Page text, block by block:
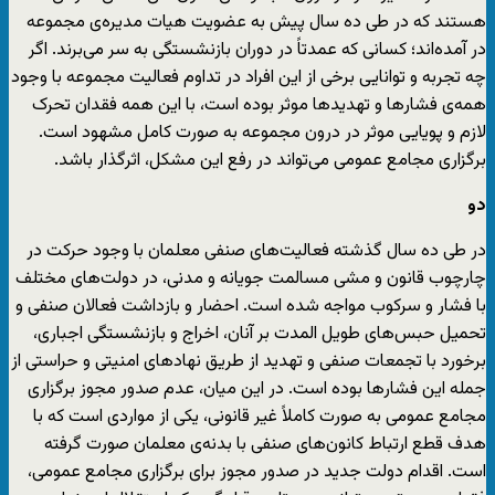
هستند که در طی ده سال پیش به عضویت هیات مدیره‌ی مجموعه
در آمده‌اند؛ کسانی که عمدتاً در دوران بازنشستگی به سر می‌برند. اگر
چه تجربه و توانایی برخی از این افراد در تداوم فعالیت مجموعه با وجود
همه‌ی فشارها و تهدیدها موثر بوده است، با این همه فقدان تحرک
لازم و پویایی موثر در درون مجموعه به صورت کامل مشهود است.
برگزاری مجامع عمومی می‌تواند در رفع این مشکل، اثرگذار باشد.
دو
در طی ده سال گذشته فعالیت‌های صنفی معلمان با وجود حرکت در
چارچوب قانون و مشی مسالمت جویانه و مدنی، در دولت‌های مختلف
با فشار و سرکوب مواجه شده است. احضار و بازداشت فعالان صنفی و
تحمیل حبس‌های طویل المدت بر آنان، اخراج و بازنشستگی اجباری،
برخورد با تجمعات صنفی و تهدید از طریق نهادهای امنیتی و حراستی از
جمله این فشارها بوده است. در این میان، عدم صدور مجوز برگزاری
مجامع عمومی به صورت کاملاً غیر قانونی، یکی از مواردی است که با
هدف قطع ارتباط کانون‌های صنفی با بدنه‌ی معلمان صورت گرفته
است. اقدام دولت جدید در صدور مجوز برای برگزاری مجامع عمومی،